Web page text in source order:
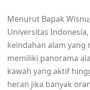
Menurut Bapak
Universitas
keindahan alam yang
memiliki panorama
kawah yang aktif
heran jika banyak